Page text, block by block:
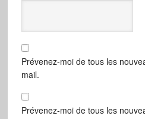
Prévenez-moi de tous les
mail.
Prévenez-moi de tous les